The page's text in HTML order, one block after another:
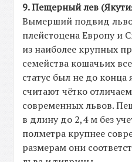
9. Пещерный лев
Вымерший подвид
плейстоцена Европу и
из наиболее крупных
семейства кошачьих
статус был не до конца
считают чётко
современных львов.
в длину до 2,4 м без
полметра крупнее
размерам они